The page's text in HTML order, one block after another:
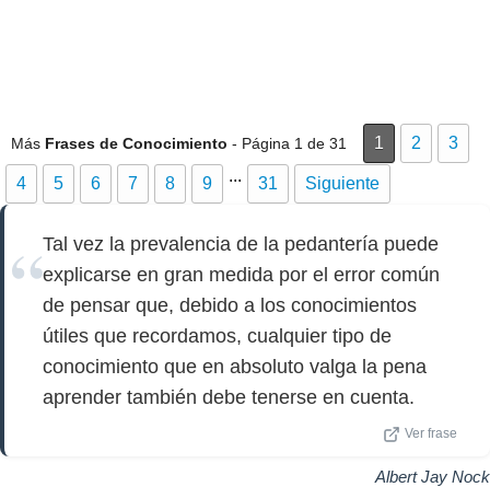
Más Frases de Conocimiento - Página 1 de 31 1 2 3
4 5 6 7 8 9 ... 31 Siguiente
Tal vez la prevalencia de la pedantería puede
explicarse en gran medida por el error común
de pensar que, debido a los conocimientos
útiles que recordamos, cualquier tipo de
conocimiento que en absoluto valga la pena
aprender también debe tenerse en cuenta.
Ver frase
Albert Jay Nock